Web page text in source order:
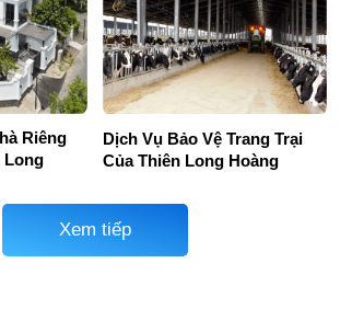
Riêng
Long
Dịch Vụ Bảo Vệ Trang Trại
Của Thiên Long Hoàng
Xem tiếp